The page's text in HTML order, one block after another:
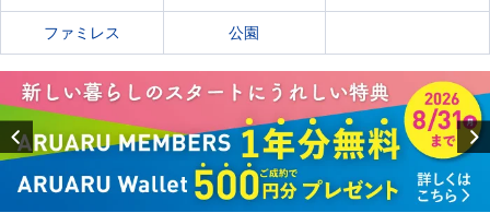
ファミレス 公園
Previous